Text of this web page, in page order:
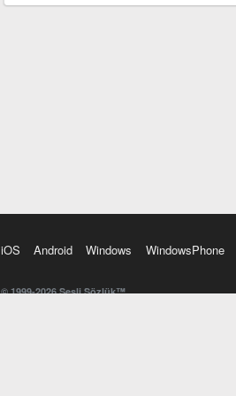
iOS Android Windows WindowsPhone
© 1999-2026 Sesli Sözlük™